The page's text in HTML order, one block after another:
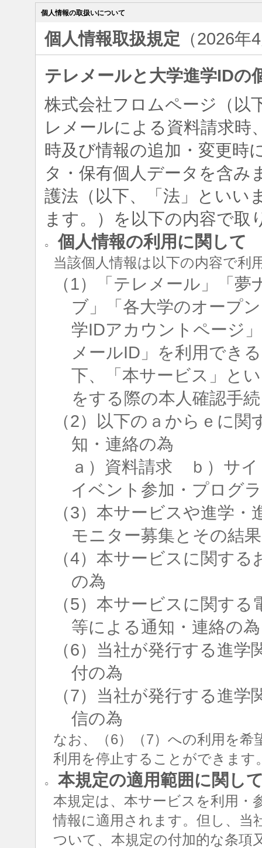
個人情報の取扱いについて
個人情報取扱規定 （2026
テレメールと大学進学IDの
株式会社フロムページ（以
レメールによる資料請求時
時及び情報の追加・変更時
タ・保有個人データを含み
護法（以下、「法」といい
ます。）を以下の内容で取
○ 個人情報の利用に関して
当該個人情報は以下の内容で利
（1）「テレメール」「
ブ」「各大学のオープ
学IDアカウントページ
メールID」を利用でき
下、「本サービス」と
をする際の本人確認手
（2）以下のａからｅに
知・連絡の為
ａ）資料請求 ｂ）サ
イベント参加・プログ
（3）本サービスや進学
モニター募集とその結
（4）本サービスに関す
の為
（5）本サービスに関す
等による通知・連絡の為
（6）当社が発行する進
付の為
（7）当社が発行する進
信の為
なお、（6）（7）への利用を
利用を停止することができます
○ 本規定の適用範囲に関し
本規定は、本サービスを利用・
情報に適用されます。但し、当
ついて、本規定の付加的な条項